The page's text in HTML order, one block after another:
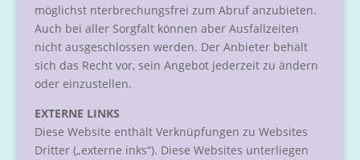
möglichst nterbrechungsfrei zum Abruf anzubieten.
Auch bei aller Sorgfalt können aber Ausfallzeiten
nicht ausgeschlossen werden. Der Anbieter behält
sich das Recht vor, sein Angebot jederzeit zu ändern
oder einzustellen.
EXTERNE LINKS
Diese Website enthält Verknüpfungen zu Websites
Dritter („externe inks“). Diese Websites unterliegen